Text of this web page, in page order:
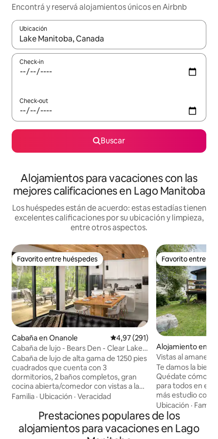
Encontrá y reservá alojamientos únicos en Airbnb
Ubicación
Cuando los resultados estén disponibles, navegá con las
Check-in
Check-out
Buscar
Alojamientos para vacaciones con las
mejores calificaciones en Lago Manitoba
Los huéspedes están de acuerdo: estas estadías tienen
excelentes calificaciones por su ubicación y limpieza,
entre otros aspectos.
Favorito entre huéspedes
Favorito entre huéspedes
Cabaña en Onanole Calificación promedio: 4,97 de
4,97 (291)
Cabaña de lujo - Bears Den - Clear Lake
MB (jacuzzi)
Cabaña de lujo de alta gama de 1250 pies
cuadrados que cuenta con 3
dormitorios, 2 baños completos, gran
cocina abierta/comedor con vistas a la
zona de estar de la chimenea, con
puertas del patio. Construida en 2020,
esta casa tiene todos los extras,
incluyendo aire acondicionado,
Familia · Ubicación · Veracidad
Favorito entre
Favorito entre
Alojamiento en
Vistas al
Te damos la
Quédate
para todos en
más estudio con
cocina de
gran isla de
personas y con
TV. O si necesitas alejarte de la acción,
Ubicación · Familia
Prestaciones populares de los
alojamientos para vacaciones en Lago